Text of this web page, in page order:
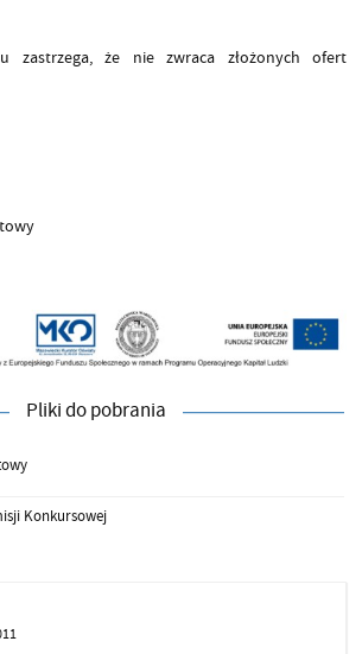
zastrzega, że nie zwraca złożonych ofert
Pliki do pobrania
Konkursowej